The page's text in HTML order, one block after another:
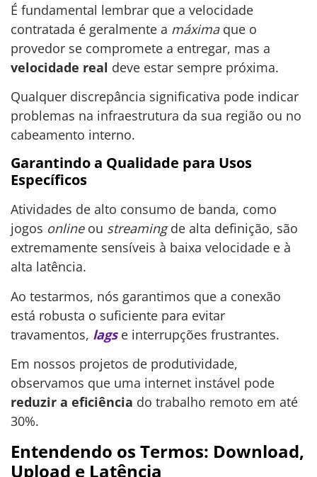
É fundamental lembrar que a velocidade
contratada é geralmente a máximaque o
provedor se compromete a entregar, mas a
velocidade real deve estar sempre próxima.
Qualquer discrepância significativa pode indicar
problemas na infraestrutura da sua região ou no
cabeamento interno.
Garantindo a Qualidade para Usos
Específicos
Atividades de alto consumo de banda, como
jogos onlineou streamingde alta definição, são
extremamente sensíveis à baixa velocidade e à
alta latência.
Ao testarmos, nós garantimos que a conexão
está robusta o suficiente para evitar
travamentos, lagse interrupções frustrantes.
Em nossos projetos de produtividade,
observamos que uma internet instável pode
reduzir a eficiência do trabalho remoto em até
30%.
Entendendo os Termos: Download,
Upload e Latência